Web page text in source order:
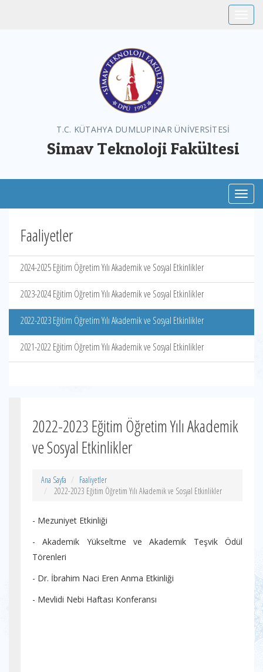
T.C. KÜTAHYA DUMLUPINAR ÜNİVERSİTESİ
Simav Teknoloji Fakültesi
Faaliyetler
2024-2025 Eğitim Öğretim Yılı Akademik ve Sosyal Etkinlikler
2023-2024 Eğitim Öğretim Yılı Akademik ve Sosyal Etkinlikler
2022-2023 Eğitim Öğretim Yılı Akademik ve Sosyal Etkinlikler
2021-2022 Eğitim Öğretim Yılı Akademik ve Sosyal Etkinlikler
2022-2023 Eğitim Öğretim Yılı Akademik
ve Sosyal Etkinlikler
Ana Sayfa
Faaliyetler
2022-2023 Eğitim Öğretim Yılı Akademik ve Sosyal Etkinlikler
- Mezuniyet Etkinliği
- Akademik Yükseltme ve Akademik Teşvik Ödül
Törenleri
- Dr. İbrahim Naci Eren Anma Etkinliği
- Mevlidi Nebi Haftası Konferansı